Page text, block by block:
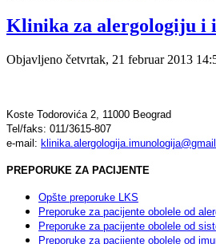
Klinika za alergologiju i
Objavljeno četvrtak, 21 februar 2013
Koste Todorovića 2, 11000 Beograd
Tel/faks: 011/3615-807
e-mail:
PREPORUKE ZA PACIJENTE
Opšte preporuke LKS
Preporuke za pacijente obolele od
Preporuke za pacijente obolele od
Preporuke za pacijente obolele od